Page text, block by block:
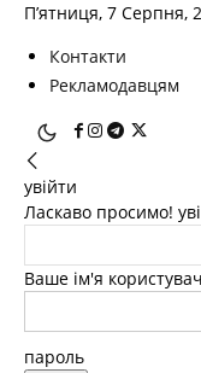
П’ятниця, 7 Серпня,
Контакти
Рекламодавцям
увійти
Ласкаво просимо!
Ваше ім'я
пароль